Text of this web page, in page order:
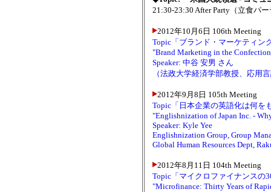
21:30-23:30 After Party（立食パ
2012年10月6日 106th Meeting
Topic「ブランド・マーケティン
"Brand Marketing in the
Speaker: 中谷 安男 さん
（法政大学経済学部教授、応用
2012年9月8日 105th Meeting
Topic「日本企業の英語化は何を
"Englishnization of Japan Inc. -
Speaker: Kyle Yee
Englishnization Group, Group
Global Human Resources Dept,
2012年8月11日 104th Meeting
Topic「マイクロファイナンスの
"Microfinance: Thirty Years of